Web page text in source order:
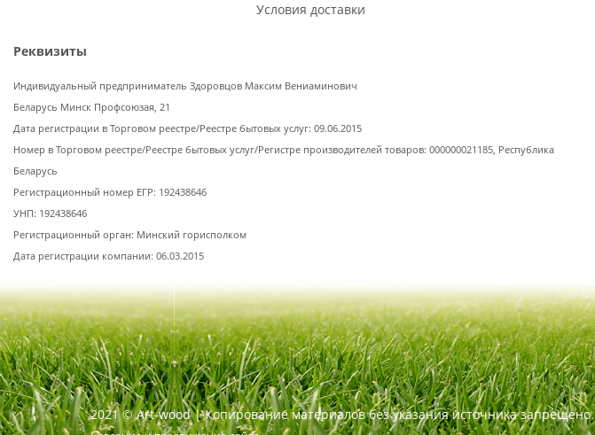
Условия доставки
Реквизиты
Индивидуальный предприниматель Здоровцов Максим Вениаминович
Беларусь Минск Профсоюзая, 21
Дата регистрации в Торговом реестре/Реестре бытовых услуг: 09.06.2015
Номер в Торговом реестре/Реестре бытовых услуг/Регистре производителей товаров: 000000021185, Республика
Беларусь
Регистрационный номер ЕГР: 192438646
УНП: 192438646
Регистрационный орган: Минский горисполком
Дата регистрации компании: 06.03.2015
2021 ©Art-wood |Копирование материалов без указания источника запрещено.